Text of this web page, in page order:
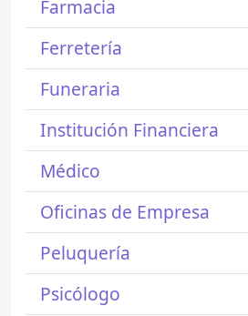
Farmacia
Ferretería
Funeraria
Institución Financiera
Médico
Oficinas de Empresa
Peluquería
Psicólogo